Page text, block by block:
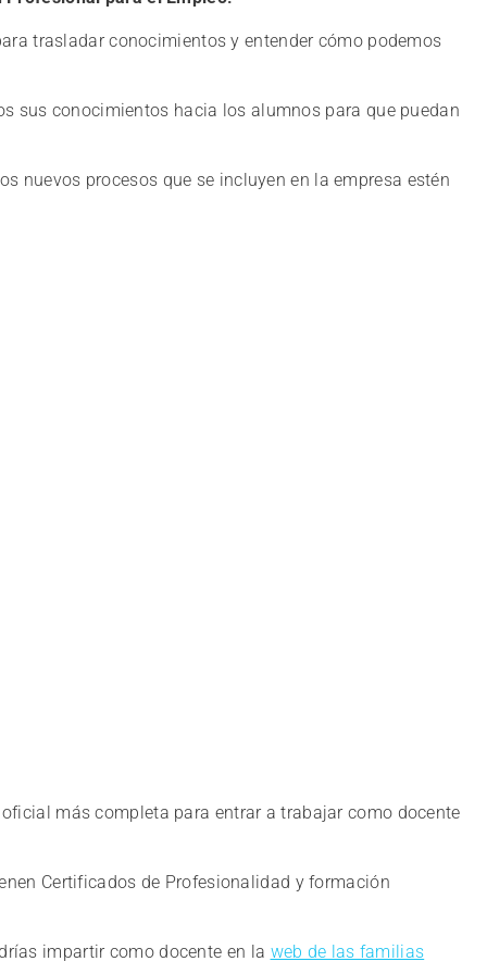
trasladar conocimientos y entender cómo podemos
sus conocimientos hacia los alumnos para que puedan
nuevos procesos que se incluyen en la empresa estén
más completa para entrar a trabajar como docente
Certificados de Profesionalidad y formación
impartir como docente en la web de las familias